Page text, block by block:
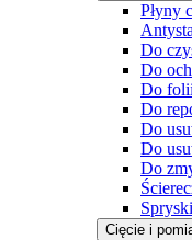
Płyny
Do
Do
Do
Do
Do
Do
Do
Cięcie i